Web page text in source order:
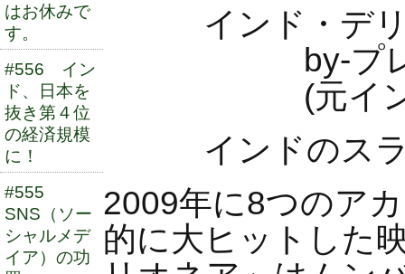
はお休みで
す。
#556 イン
ド、日本を
抜き第４位
の経済規模
に！
#555
SNS（ソー
シャルメデ
イア）の功
インド・
by-プレム
(元インド・
インドのスラ
2009年に8つのア
的に大ヒットした